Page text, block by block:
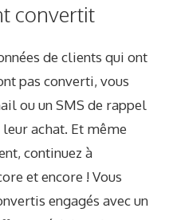
convertit
de clients qui ont
pas converti, vous
ou un SMS de rappel
achat. Et même
continuez à
et encore ! Vous
engagés avec un